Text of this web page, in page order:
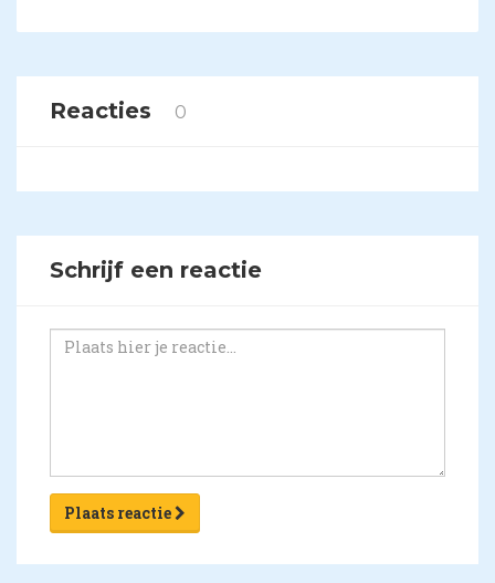
Reacties 0
Schrijf een reactie
Plaats reactie